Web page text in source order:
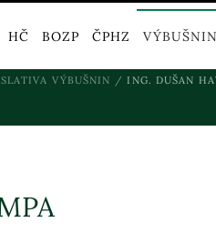
HČ BOZP ČPHZ
VÝBUŠNIN ING. DUŠAN